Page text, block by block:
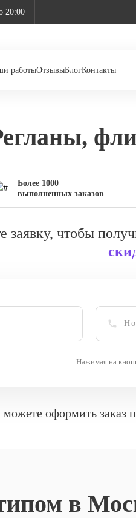
20:00
работыОтзывыБлогКонтакты
Более 1000
выполненных заказов
заявку, чтобы
Нажимая на
оформить заказ
в